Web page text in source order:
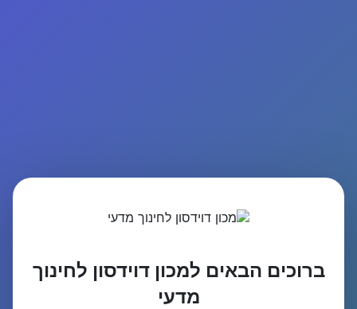
ברוכים הבאים למכון דוידסון לחינוך
מדעי